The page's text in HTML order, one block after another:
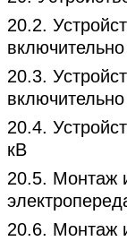
20.2.
включительно
20.3.
включительно
20.4.
кВ
20.5. Монтаж
20.6. Монтаж